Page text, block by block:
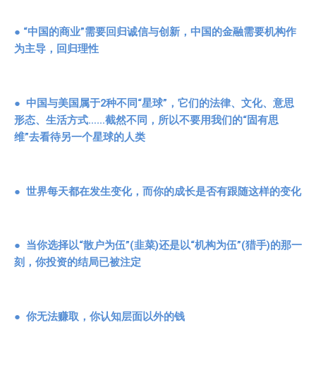
● “中国的商业”需要回归诚信与创新，中国的金融需要机构作
为主导，回归理性
● 中国与美国属于2种不同“星球”，它们的法律、文化、意思
形态、生活方式……截然不同，所以不要用我们的“固有思
维”去看待另一个星球的人类
● 世界每天都在发生变化，而你的成长是否有跟随这样的变化
● 当你选择以“散户为伍”(韭菜)还是以“机构为伍”(猎手)的那一
刻，你投资的结局已被注定
● 你无法赚取，你认知层面以外的钱